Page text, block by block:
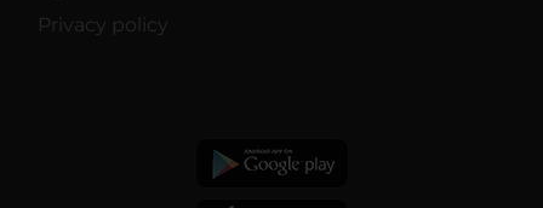
Privacy policy